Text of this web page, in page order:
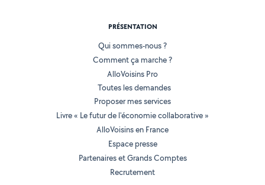
PRÉSENTATION
Qui sommes-nous ?
Comment ça marche ?
AlloVoisins Pro
Toutes les demandes
Proposer mes services
Livre « Le futur de l'économie collaborative »
AlloVoisins en France
Espace presse
Partenaires et Grands Comptes
Recrutement